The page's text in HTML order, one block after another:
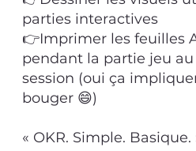
parties interactives
👉Imprimer les feuilles
pendant la partie jeu
session (oui ça
bouger 😄)
« OKR. Simple.